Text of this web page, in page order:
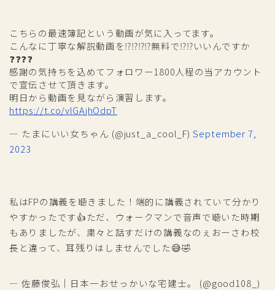
こちらの最速簿記という動画が気に入ってます。
こんなに丁寧な解説動画を⁉️⁉️⁉️⁉️無料で⁉️⁉️いいんですか
❓❓❓❓
感謝の気持ちを込めてフォロワー1800人程の当アカウント
で宣伝させて頂きます。
明日から動画を見ながら演習します。
https://t.co/vlGAjhOdpT
— たまにいい女ちゃん (@just_a_cool_F)September 7,
2023
私はFPの講義を聴きました！端的に講義されていて分かり
やすかったです👍ただ、ウォークマンで音声で聴いた時期
もありましたが、粛々と話すだけの講義なのぇおーさわ校
長と違って、耳残りはしませんでした😅🤣
— 佐藤俊弘｜日本一おせっかいな宅建士。 (@good108_)